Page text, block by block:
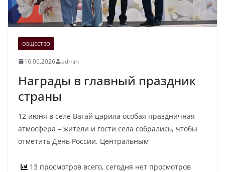
ОБЩЕСТВО
16.06.2026 admin
Награды в главный праздник
страны
12 июня в селе Вагай царила особая праздничная
атмосфера – жители и гости села собрались, чтобы
отметить День России. Центральным
13 просмотров всего, сегодня нет просмотров